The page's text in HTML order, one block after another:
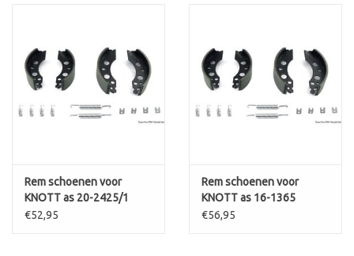
Rem schoenen voor
KNOTT as 20-2425/1
€52,95
Rem schoenen voor
KNOTT as 16-1365
€56,95